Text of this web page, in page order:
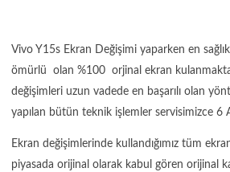
Vivo Y15s Ekran Değişimi yaparken en
ömürlü olan %100 orjinal ekran
değişimleri uzun vadede en başarılı olan
yapılan bütün teknik işlemler servisimizce 6
Ekran değişimlerinde kullandığımız tüm
piyasada orijinal olarak kabul gören orijinal